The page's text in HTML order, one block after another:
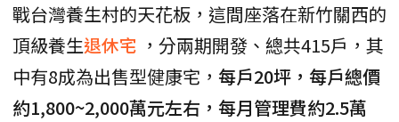
戰台灣養生村的天花板，這間座落在新竹關西的
頂級養生退休宅 ，分兩期開發、總共415戶，其
中有8成為出售型健康宅， 每戶20坪，每戶總價
約1,800~2,000萬元左右，每月管理費約2.5萬